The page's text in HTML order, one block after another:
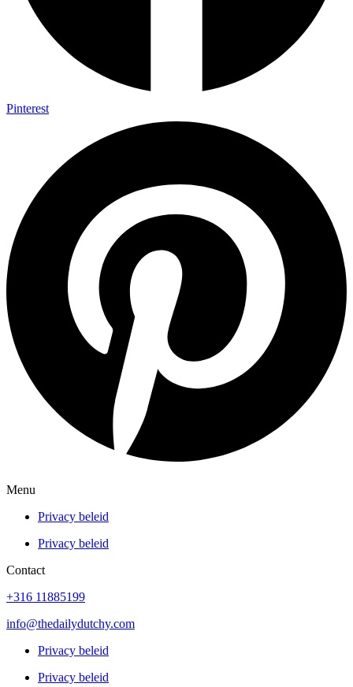
Pinterest
Menu
Privacy beleid
Privacy beleid
Contact
+316 11885199
info@thedailydutchy.com
Privacy beleid
Privacy beleid